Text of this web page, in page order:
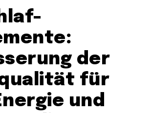
der
für
und